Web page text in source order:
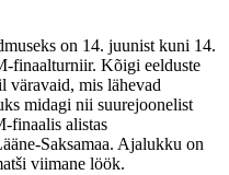
on 14. juunist kuni 14.
finaalturniir. Kõigi eelduste
väravaid, mis lähevad
midagi nii suurejoonelist
finaalis alistas
Saksamaa. Ajalukku on
viimane löök.